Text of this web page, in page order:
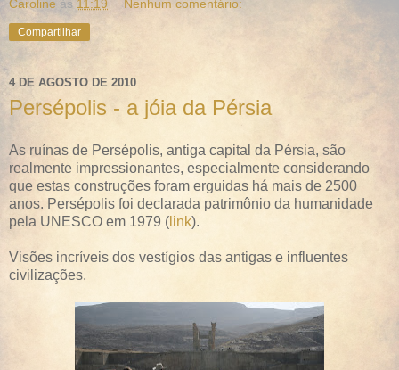
Caroline às 11:19 Nenhum comentário:
Compartilhar
4 DE AGOSTO DE 2010
Persépolis - a jóia da Pérsia
As ruínas de Persépolis, antiga capital da Pérsia, são
realmente impressionantes, especialmente considerando
que estas construções foram erguidas há mais de 2500
anos. Persépolis foi declarada patrimônio da humanidade
pela UNESCO em 1979 ( link).
Visões incríveis dos vestígios das antigas e influentes
civilizações.